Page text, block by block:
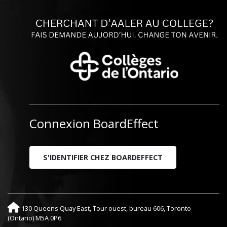
Connexion BoardEffect
S'IDENTIFIER CHEZ BOARDEFFECT
130 Queens Quay East, Tour ouest, bureau 606, Toronto
(Ontario) M5A 0P6